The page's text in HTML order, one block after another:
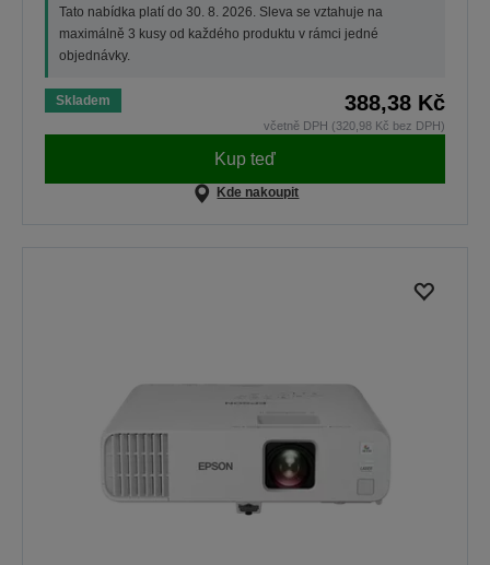
Tato nabídka platí do 30. 8. 2026. Sleva se vztahuje na
maximálně 3 kusy od každého produktu v rámci jedné
objednávky.
Skladem 388,38 Kč
včetně DPH (320,98 Kč bez DPH)
Kup teď
Kde nakoupit